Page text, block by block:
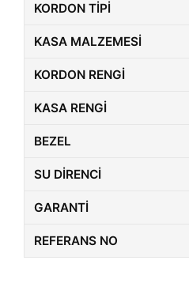
KORDON TIPI
KASA MALZEMESI
KORDON RENGI
KASA RENGI
BEZEL
SU DIRENCI
GARANTI
REFERANS NO